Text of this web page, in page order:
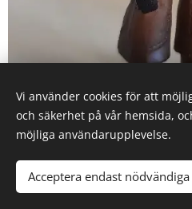
13446 Hovslagare (2008-13)
Vi använder cookies för att
och säkerhet på vår hemsida,
möjliga användarupplevelse.
Acceptera endast nödvändiga